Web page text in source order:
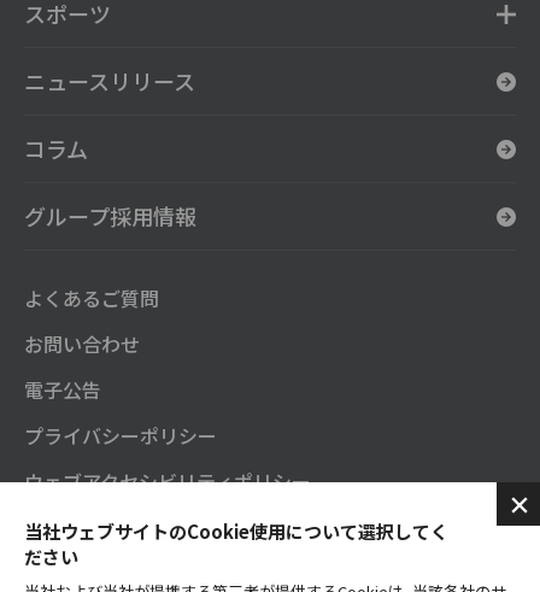
当社ウェブサイトのCookie使用について選択してく
ださい
スポーツ
ニュースリリース
コラム
グループ採用情報
よくあるご質問
お問い合わせ
電子公告
プライバシーポリシー
ウェブアクセシビリティポリシー
セガサミーグループソーシャルメディアポリシー
SNS公式アカウント